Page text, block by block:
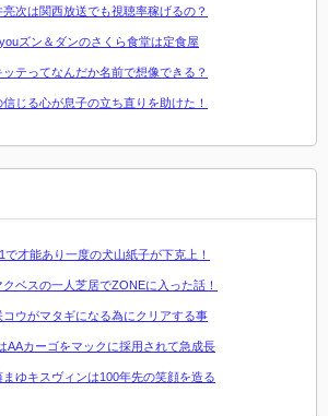
次は関西放送でも視聴率稼げるの？
ズン＆ダンのさくら食堂は定食屋
テってなんだか名前で想像できる？
じる心が息子の立ち直りを助けた！
才能あり一度の犬山紙子が下克上！
ベスの一人芝居でZONEに入った話！
コウがマタギになる為にクリアする事
AAカーゴをマックに採用されて急成長
ゆキスヴィンは100年先の笑顔を造る